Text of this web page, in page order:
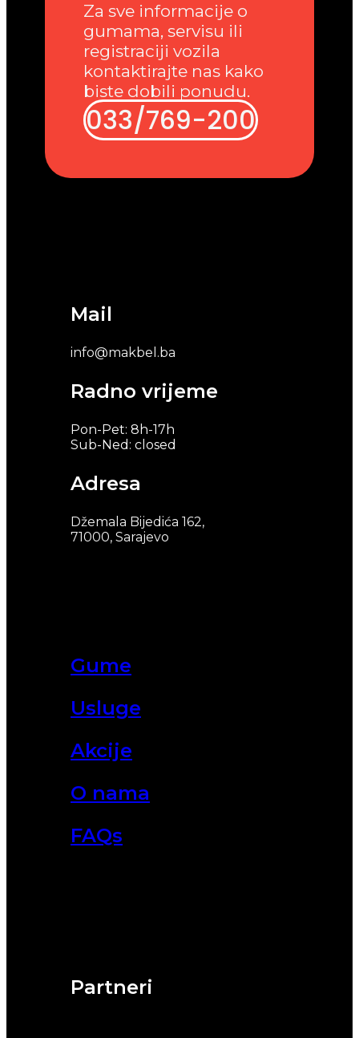
Partneri
Gume
Usluge
Akcije
O nama
FAQs
Mail
info@makbel.ba
Radno vrijeme
Pon-Pet: 8h-17h
Sub-Ned: closed
Adresa
Džemala Bijedića 162,
71000, Sarajevo
Za sve informacije o
gumama, servisu ili
registraciji vozila
kontaktirajte nas kako
biste dobili ponudu.
033/769-200